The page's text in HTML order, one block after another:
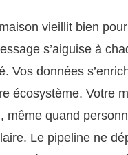
vieillit bien
s’aiguise à
Vos données
écosystème. Votre
même quand
Le pipeline ne